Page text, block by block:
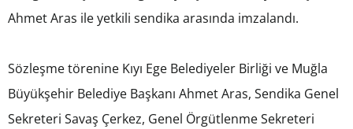
Ahmet Aras ile yetkili sendika arasında imzalandı.
Sözleşme törenine Kıyı Ege Belediyeler Birliği ve Muğla
Büyükşehir Belediye Başkanı Ahmet Aras, Sendika Genel
Sekreteri Savaş Çerkez, Genel Örgütlenme Sekreteri